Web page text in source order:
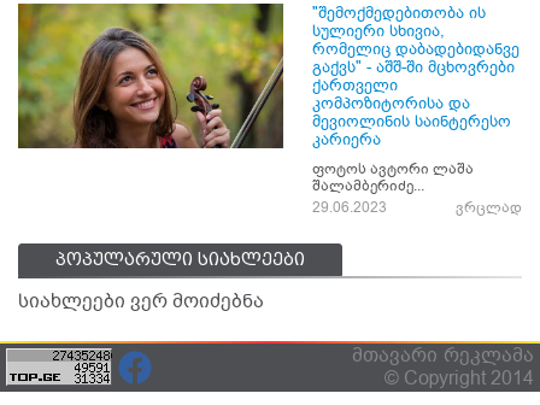
"შემოქმედებითობა ის
სულიერი სხივია,
რომელიც დაბადებიდანვე
გაქვს" - აშშ-ში მცხოვრები
ქართველი
კომპოზიტორისა და
მევიოლინის საინტერესო
კარიერა
ფოტოს ავტორი ლაშა
შალამბერიძე...
29.06.2023
ვრცლად
პოპულარული სიახლეები
სიახლეები ვერ მოიძებნა
მთავარი რეკლამა
© Copyright 2014